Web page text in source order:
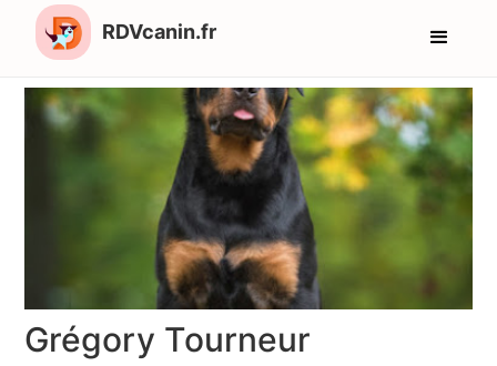
RDVcanin.fr
Grégory Tourneur